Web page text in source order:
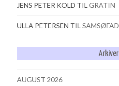
JENS PETER KOLD TIL GRATIN
ULLA PETERSEN TIL SAMSØFAD
Arkiver
AUGUST 2026